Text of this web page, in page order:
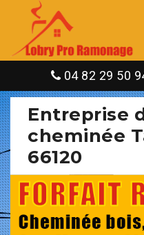
04 82 29 50
Entreprise
cheminée
66120